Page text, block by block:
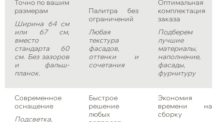
Точно по вашим
размерам
Ширина 64 см
или 67 см,
вместо
стандарта 60
см. Без зазоров
и фальш-
планок.
Палитра без
ограничений
Любая
текстура
фасадов,
оттенки и
сочетания
Оптимальная
комплектация
заказа
Подберем
лучшие
материалы,
наполнение,
фасады,
фурнитуру
Современное
оснащение
Подсветка,
Быстрое
решение
любых
Экономия
времени на
сборку